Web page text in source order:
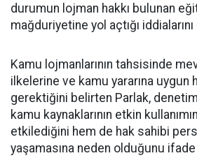
durumun lojman hakkı bulunan
mağduriyetine yol açtığı
Kamu lojmanlarının tahsisinde
ilkelerine ve kamu yararına uygun
gerektiğini belirten Parlak,
kamu kaynaklarının etkin
etkilediğini hem de hak sahibi
yaşamasına neden olduğunu